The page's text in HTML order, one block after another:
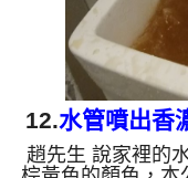
12.水管噴出香
趙先生 說家裡的